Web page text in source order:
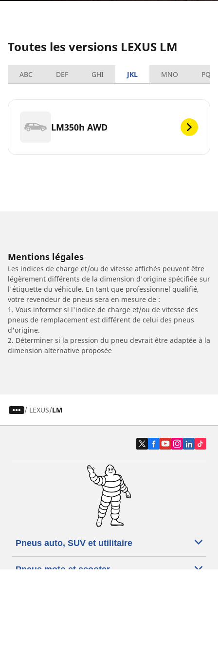
Toutes les versions LEXUS LM
ABC DEF GHI JKL MNO
LM350h AWD
Mentions légales
Les indices de charge et/ou de vitesse affichés peuvent être
légèrement différents de la dimension d'origine spécifiée sur
l'étiquette du véhicule. En tant que professionnel qualifié,
votre revendeur de pneus sera en mesure de :
1. Vous informer si l'indice de charge et/ou de vitesse des
pneus de remplacement est différent de celui des pneus
d'origine.
2. Déterminer si la pression du pneu devrait être adaptée à la
dimension alternative proposée
/ LEXUS LM
Pneus auto, SUV et utilitaire
Pneus moto et scooter